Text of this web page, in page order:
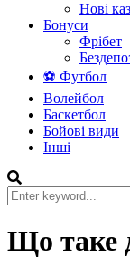
Нові
Бонуси
Фрібет
⚽ Футбол
Волейбол
Баскетбол
Бойові види
Інші
Що таке